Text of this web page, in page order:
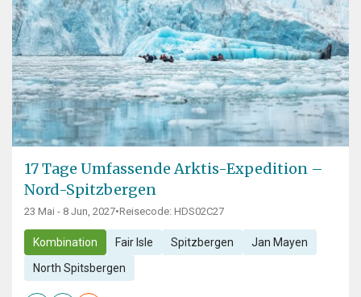
17 Tage Umfassende Arktis-Expedition –
Nord-Spitzbergen
23 Mai - 8 Jun, 2027•Reisecode: HDS02C27
Kombination Fair Isle Spitzbergen Jan Mayen
North Spitsbergen